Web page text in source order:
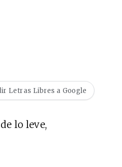
Letras Libres a Google
lo leve,